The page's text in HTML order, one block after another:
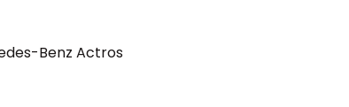
Benz Actros